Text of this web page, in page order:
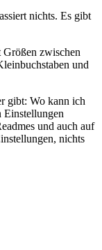
nichts. Es gibt
zwischen
und
gibt: Wo kann ich
Einstellungen
und auch auf
nichts